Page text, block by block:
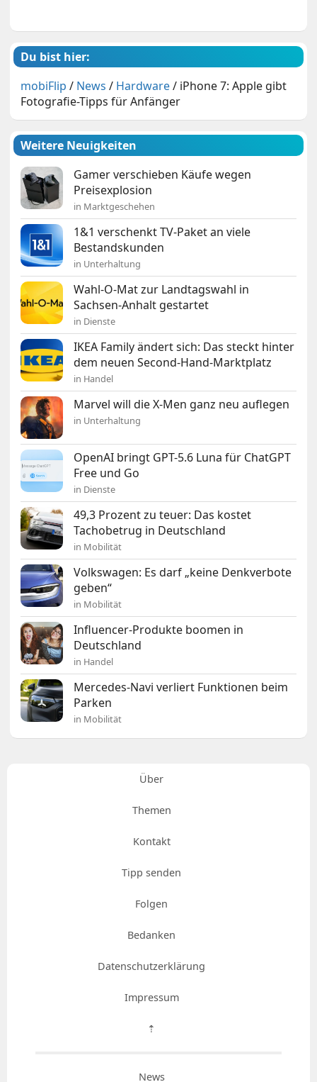
Du bist hier:
mobiFlip / News / Hardware/ iPhone 7: Apple gibt
Fotografie-Tipps für Anfänger
Weitere Neuigkeiten
Gamer verschieben Käufe wegen
Preisexplosion
in Marktgeschehen
1&1 verschenkt TV-Paket an viele
Bestandskunden
in Unterhaltung
Wahl-O-Mat zur Landtagswahl in
Sachsen-Anhalt gestartet
in Dienste
IKEA Family ändert sich: Das steckt hinter
dem neuen Second-Hand-Marktplatz
in Handel
Marvel will die X-Men ganz neu auflegen
in Unterhaltung
OpenAI bringt GPT-5.6 Luna für ChatGPT
Free und Go
in Dienste
49,3 Prozent zu teuer: Das kostet
Tachobetrug in Deutschland
in Mobilität
Volkswagen: Es darf „keine Denkverbote
geben“
in Mobilität
Influencer-Produkte boomen in
Deutschland
in Handel
Mercedes-Navi verliert Funktionen beim
Parken
in Mobilität
Über
Themen
Kontakt
Tipp senden
Folgen
Bedanken
Datenschutzerklärung
Impressum
⇡
News